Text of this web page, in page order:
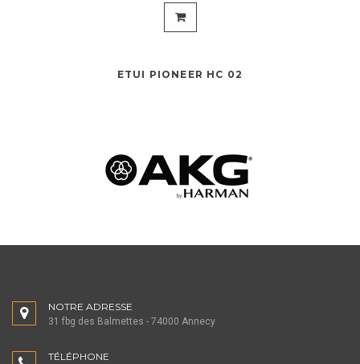
ETUI PIONEER HC 02
NOTRE ADRESSE
31 fbg des Balmettes - 74000 Annecy
TÉLÉPHONE